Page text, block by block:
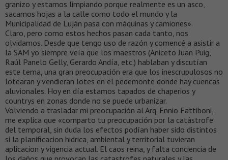
granizo y estamos limpiando porque realmente es un asco,
sacamos hojas a la calle como todo el mundo y la
Municipalidad de Luján pasa con máquinas y camiones».
Claro, pero como estos hechos pasan cada tanto, nos
olvidamos. Desde que tengo uso de razón y comencé a asistir a
la SAM yo siempre veía que los maestros (Aniceto Juan Puig,
Raúl Panelo Gelly, Gerardo Andía, etc.) hablaban y discutían
este tema, una gran preocupación era que los inescrupulosos no
lotearan y vendieran lotes en el pedemonte donde hay cuencas
aluvionales. Hoy en día estamos tapados de chaperios y
countrys en zonas donde no se puede urbanizar.
Volviendo a trasladar mi preocupación al Arq. Ennio Fattiboni,
me explica que «comparto tu preocupación por la catástrofe
del temporal, sin duda los efectos podían haber sido distintos
si la planificacion hidrica, ambiental y territorial tuvieran
aplicacion y vigencia actual. El caos reina, y falta conciencia de